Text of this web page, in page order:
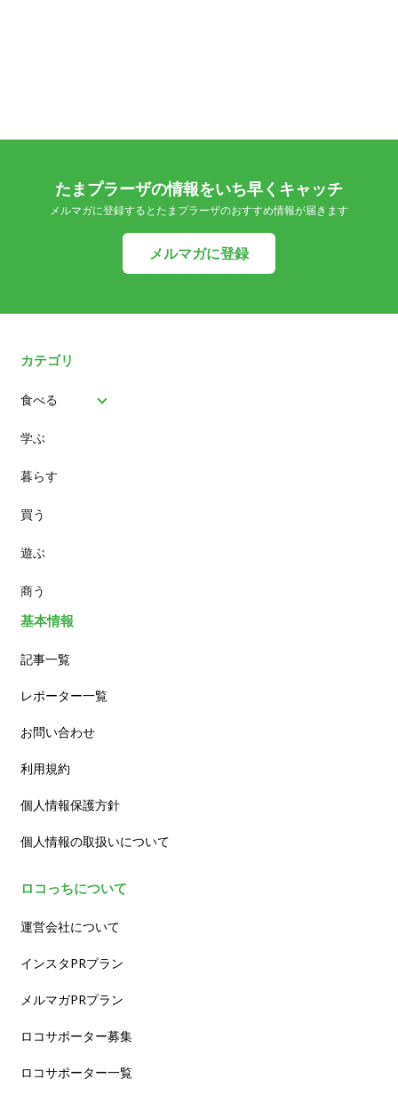
たまプラーザの情報をいち早くキャッチ
メルマガに登録するとたまプラーザのおすすめ情報が届きます
メルマガに登録
カテゴリ
食べる
パン
スイーツ
ランチ
カフェ
学ぶ
暮らす
買う
遊ぶ
商う
基本情報
記事一覧
レポーター一覧
お問い合わせ
利用規約
個人情報保護方針
個人情報の取扱いについて
ロコっちについて
運営会社について
インスタPRプラン
メルマガPRプラン
ロコサポーター募集
ロコサポーター一覧